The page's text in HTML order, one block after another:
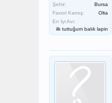
Şehir:
Bursa
Favori Kamış:
Olta
En İyi Avı:
ilk tuttuğum balık lapin